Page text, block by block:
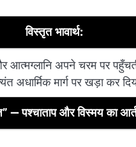
विस्तृत भावार्थ:
आत्मग्लानि अपने चरम पर
मार्ग पर खड़ा कर
— पश्चाताप और विस्मय का